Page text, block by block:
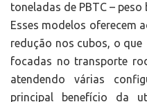
toneladas de PBTC –
Esses modelos oferecem
redução nos cubos, o
focadas no transporte
atendendo várias
principal benefício da